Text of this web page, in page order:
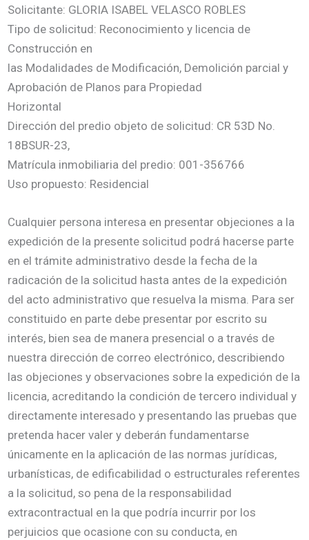
Solicitante: GLORIA ISABEL VELASCO ROBLES
Tipo de solicitud: Reconocimiento y licencia de
Construcción en
las Modalidades de Modificación, Demolición parcial y
Aprobación de Planos para Propiedad
Horizontal
Dirección del predio objeto de solicitud: CR 53D No.
18BSUR-23,
Matrícula inmobiliaria del predio: 001-356766
Uso propuesto: Residencial
Cualquier persona interesa en presentar objeciones a la
expedición de la presente solicitud podrá hacerse parte
en el trámite administrativo desde la fecha de la
radicación de la solicitud hasta antes de la expedición
del acto administrativo que resuelva la misma. Para ser
constituido en parte debe presentar por escrito su
interés, bien sea de manera presencial o a través de
nuestra dirección de correo electrónico, describiendo
las objeciones y observaciones sobre la expedición de la
licencia, acreditando la condición de tercero individual y
directamente interesado y presentando las pruebas que
pretenda hacer valer y deberán fundamentarse
únicamente en la aplicación de las normas jurídicas,
urbanísticas, de edificabilidad o estructurales referentes
a la solicitud, so pena de la responsabilidad
extracontractual en la que podría incurrir por los
perjuicios que ocasione con su conducta, en